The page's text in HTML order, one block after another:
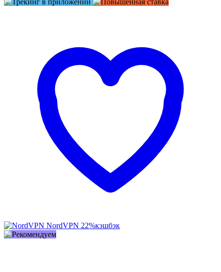
NordVPN 22%кэшбэк